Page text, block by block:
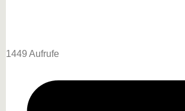
1449 Aufrufe